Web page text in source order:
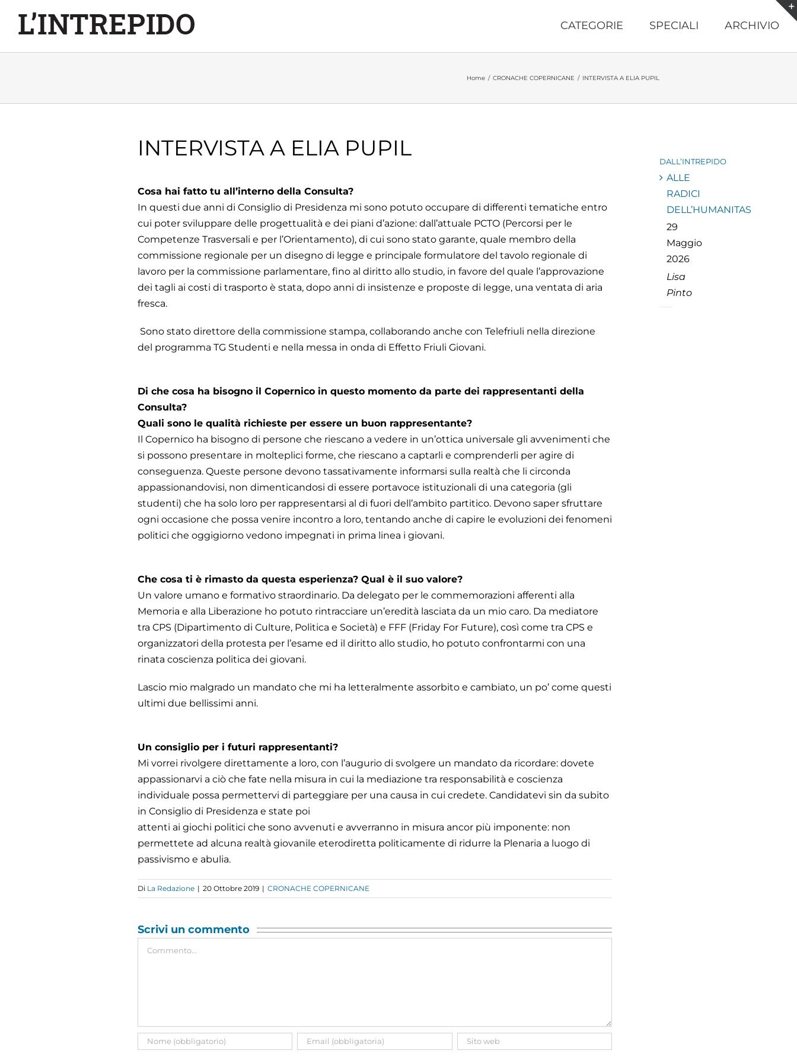
CATEGORIE SPECIALI ARCHIVIO
Home / CRONACHE COPERNICANE / INTERVISTA A ELIA PUPIL
INTERVISTA A ELIA PUPIL
Cosa hai fatto tu all’interno della Consulta?
In questi due anni di Consiglio di Presidenza mi sono potuto occupare di differenti tematiche entro
cui poter sviluppare delle progettualità e dei piani d’azione: dall’attuale PCTO (Percorsi per le
Competenze Trasversali e per l’Orientamento), di cui sono stato garante, quale membro della
commissione regionale per un disegno di legge e principale formulatore del tavolo regionale di
lavoro per la commissione parlamentare, fino al diritto allo studio, in favore del quale l’approvazione
dei tagli ai costi di trasporto è stata, dopo anni di insistenze e proposte di legge, una ventata di aria
fresca.
Sono stato direttore della commissione stampa, collaborando anche con Telefriuli nella direzione
del programma TG Studenti e nella messa in onda di Effetto Friuli Giovani.
Di che cosa ha bisogno il Copernico in questo momento da parte dei rappresentanti della
Consulta?
Quali sono le qualità richieste per essere un buon rappresentante?
Il Copernico ha bisogno di persone che riescano a vedere in un’ottica universale gli avvenimenti che
si possono presentare in molteplici forme, che riescano a captarli e comprenderli per agire di
conseguenza. Queste persone devono tassativamente informarsi sulla realtà che li circonda
appassionandovisi, non dimenticandosi di essere portavoce istituzionali di una categoria (gli
studenti) che ha solo loro per rappresentarsi al di fuori dell’ambito partitico. Devono saper sfruttare
ogni occasione che possa venire incontro a loro, tentando anche di capire le evoluzioni dei fenomeni
politici che oggigiorno vedono impegnati in prima linea i giovani.
Che cosa ti è rimasto da questa esperienza? Qual è il suo valore?
Un valore umano e formativo straordinario. Da delegato per le commemorazioni afferenti alla
Memoria e alla Liberazione ho potuto rintracciare un’eredità lasciata da un mio caro. Da mediatore
tra CPS (Dipartimento di Culture, Politica e Società) e FFF (Friday For Future), così come tra CPS e
organizzatori della protesta per l’esame ed il diritto allo studio, ho potuto confrontarmi con una
rinata coscienza politica dei giovani.
Lascio mio malgrado un mandato che mi ha letteralmente assorbito e cambiato, un po’ come questi
ultimi due bellissimi anni.
Un consiglio per i futuri rappresentanti?
Mi vorrei rivolgere direttamente a loro, con l’augurio di svolgere un mandato da ricordare: dovete
appassionarvi a ciò che fate nella misura in cui la mediazione tra responsabilità e coscienza
individuale possa permettervi di parteggiare per una causa in cui credete. Candidatevi sin da subito
in Consiglio di Presidenza e state poi
attenti ai giochi politici che sono avvenuti e avverranno in misura ancor più imponente: non
permettete ad alcuna realtà giovanile eterodiretta politicamente di ridurre la Plenaria a luogo di
passivismo e abulia.
Di La Redazione | 20 Ottobre 2019 | CRONACHE COPERNICANE
Scrivi un commento
DALL’INTREPIDO
ALLE
RADICI
DELL’HUMANITAS
29
Maggio
2026
Lisa
Pinto